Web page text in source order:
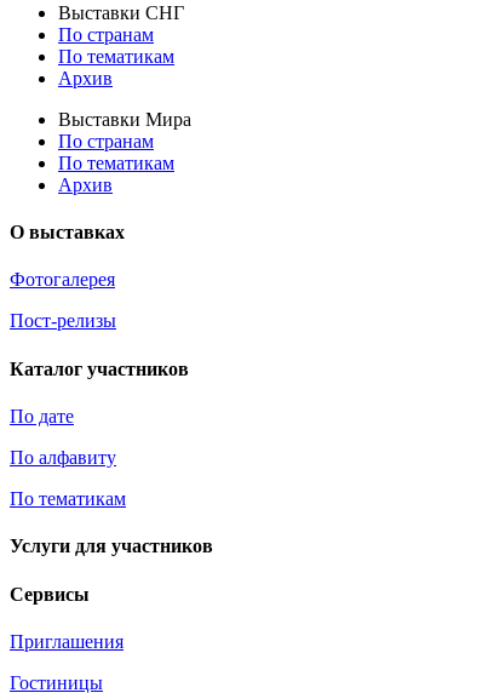
Выставки СНГ
По странам
По тематикам
Архив
Выставки Мира
По странам
По тематикам
Архив
О выставках
Фотогалерея
Пост-релизы
Каталог участников
По дате
По алфавиту
По тематикам
Услуги для участников
Сервисы
Приглашения
Гостиницы